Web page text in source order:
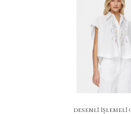
DESENLİ İŞLEMELİ